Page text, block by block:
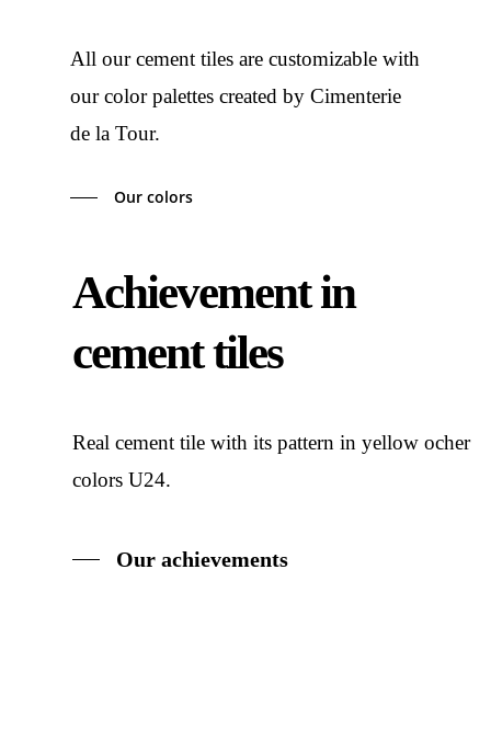
All our cement tiles are customizable with
our color palettes created by Cimenterie
de la Tour.
Our colors
Achievement in
cement tiles
Real cement tile with its pattern in yellow ocher
colors U24.
Our achievements